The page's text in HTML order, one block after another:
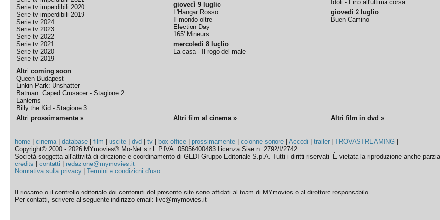
Serie tv imperdibili 2020
Serie tv imperdibili 2019
Serie tv 2024
Serie tv 2023
Serie tv 2022
Serie tv 2021
Serie tv 2020
Serie tv 2019
Altri coming soon
Queen Budapest
Linkin Park: Unshatter
Batman: Caped Crusader - Stagione 2
Lanterns
Billy the Kid - Stagione 3
giovedì 9 luglio
L'Hangar Rosso
Il mondo oltre
Election Day
165' Mineurs
mercoledì 8 luglio
La casa - Il rogo del male
Idoli - Fino all'ultima corsa
giovedì 2 luglio
Buen Camino
Altri prossimamente » Altri film al cinema » Altri film in dvd »
home |cinema|database |film |uscite |dvd |tv box office prossimamente |colonne sonore |Accedi |trailer |TROVASTREAMING
Copyright© 2000 - 2026 MYmovies® Mo-Net s.r.l. P.IVA: 05056400483 Licenza Siae n. 2792/I/2742.
Società soggetta all'attività di direzione e coordinamento di GEDI Gruppo Editoriale S.p.A. Tutti i diritti riservati. È vietata la riproduzione anche
credits |contatti
redazione@mymovies.it
Normativa sulla privacy |Termini e condizioni d'uso
Il riesame e il controllo editoriale dei contenuti del presente sito sono affidati al team di MYmovies e al direttore responsabile.
Per contatti, scrivere al seguente indirizzo email: live@mymovies.it